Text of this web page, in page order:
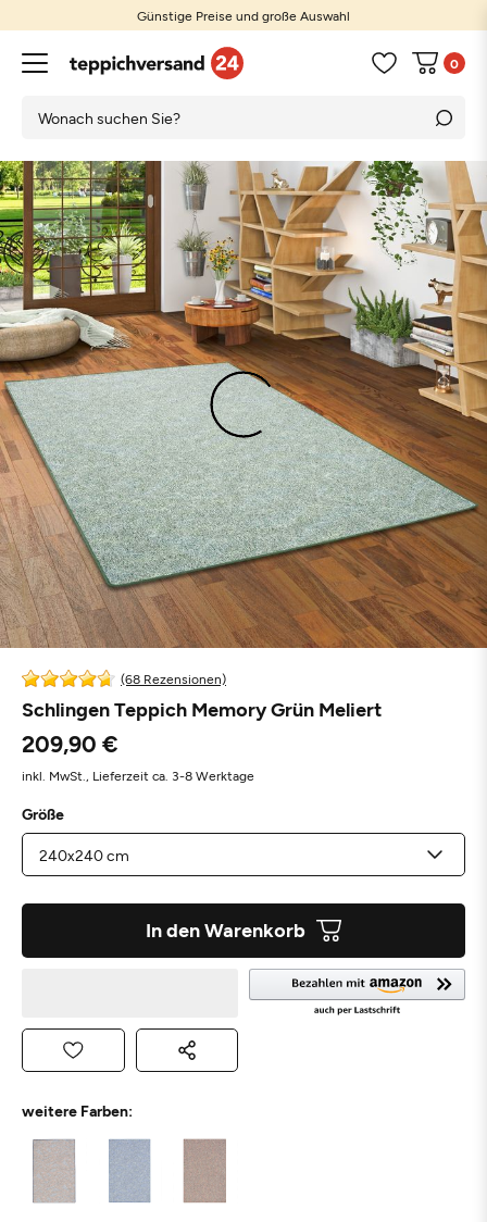
Günstige Preise und große Auswahl
0
(68 Rezensionen)
Schlingen Teppich Memory Grün Meliert
209,90 €
inkl. MwSt., Lieferzeit ca. 3-8 Werktage
Größe
In den Warenkorb
weitere Farben: